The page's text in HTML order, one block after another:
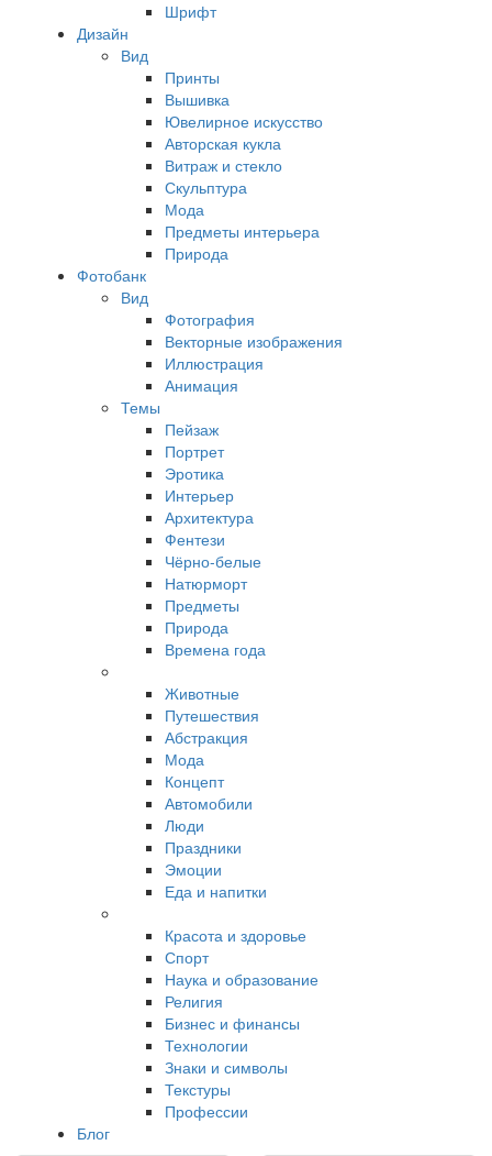
Шрифт
Дизайн
Вид
Принты
Вышивка
Ювелирное искусство
Авторская кукла
Витраж и стекло
Скульптура
Мода
Предметы интерьера
Природа
Фотобанк
Вид
Фотография
Векторные изображения
Иллюстрация
Анимация
Темы
Пейзаж
Портрет
Эротика
Интерьер
Архитектура
Фентези
Чёрно-белые
Натюрморт
Предметы
Природа
Времена года
Животные
Путешествия
Абстракция
Мода
Концепт
Автомобили
Люди
Праздники
Эмоции
Еда и напитки
Красота и здоровье
Спорт
Наука и образование
Религия
Бизнес и финансы
Технологии
Знаки и символы
Текстуры
Профессии
Блог